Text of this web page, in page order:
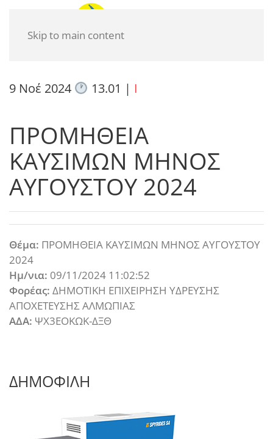
Skip to main content
9 Νοέ 2024 13.01 | I
ΠΡΟΜΗΘΕΙΑ
ΚΑΥΣΙΜΩΝ ΜΗΝΟΣ
ΑΥΓΟΥΣΤΟΥ 2024
Θέμα: ΠΡΟΜΗΘΕΙΑ ΚΑΥΣΙΜΩΝ ΜΗΝΟΣ ΑΥΓΟΥΣΤΟΥ
2024
Ημ/νια: 09/11/2024 11:02:52
Φορέας: ΔΗΜΟΤΙΚΗ ΕΠΙΧΕΙΡΗΣΗ ΥΔΡΕΥΣΗΣ
ΑΠΟΧΕΤΕΥΣΗΣ ΑΛΜΩΠΙΑΣ
ΑΔΑ: ΨΧ3ΕΟΚΩΚ-ΔΞΘ
ΔΗΜΟΦΙΛΗ